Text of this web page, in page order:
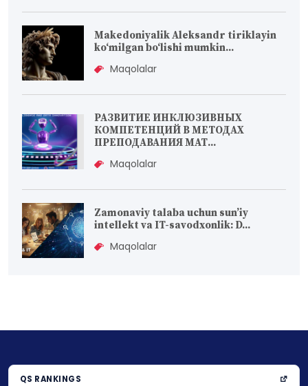
Makedoniyalik Aleksandr tiriklayin
koʻmilgan boʻlishi mumkin...
Maqolalar
РАЗВИТИЕ ИНКЛЮЗИВНЫХ
КОМПЕТЕНЦИЙ В МЕТОДАХ
ПРЕПОДАВАНИЯ МАТ...
Maqolalar
Zamonaviy talaba uchun sun’iy
intellekt va IT-savodxonlik: D...
Maqolalar
QS RANKINGS